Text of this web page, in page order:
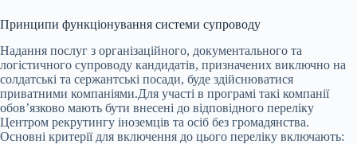
Принципи функціонування системи супроводу
Надання послуг з організаційного, документального та
логістичного супроводу кандидатів, призначених виключно на
солдатські та сержантські посади, буде здійснюватися
приватними компаніями.Для участі в програмі такі компанії
обов’язково мають бути внесені до відповідного переліку
Центром рекрутингу іноземців та осіб без громадянства.
Основні критерії для включення до цього переліку включають: